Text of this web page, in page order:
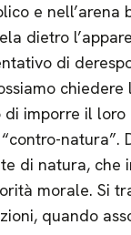
e nell’arena
dietro
di
imporre il
di natura, che
morale. Si
quando